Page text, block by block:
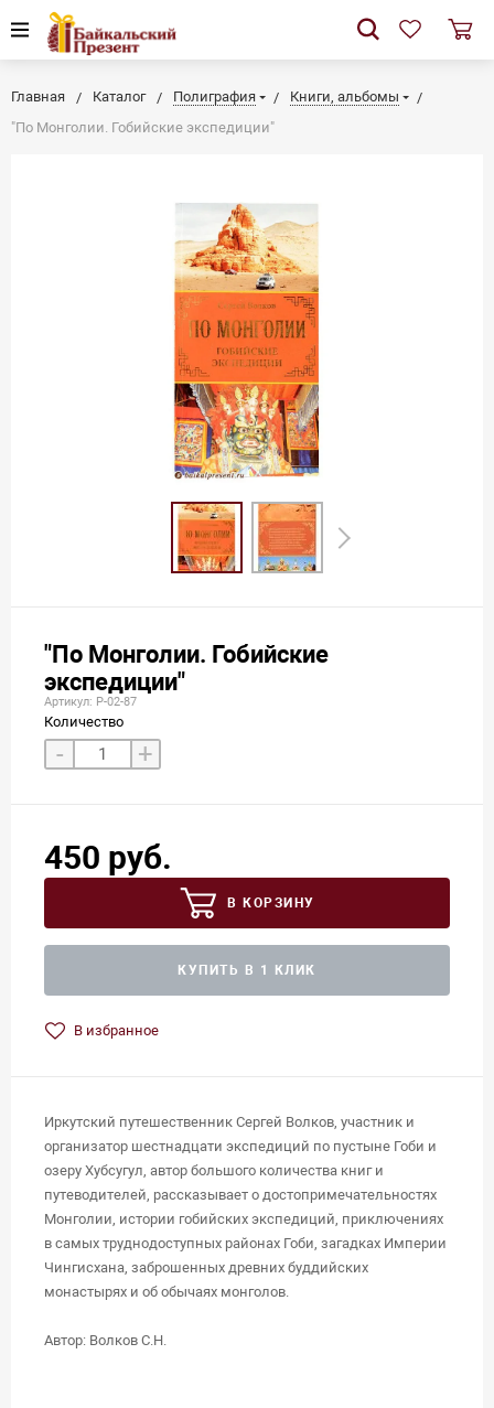
Главная Каталог Полиграфия
Книги, альбомы
"По Монголии. Гобийские экспедиции"
"По Монголии. Гобийские
экспедиции"
Артикул: Р-02-87
Количество
- +
450 руб.
В КОРЗИНУ
КУПИТЬ В 1 КЛИК
В избранное
Иркутский путешественник Сергей Волков, участник и
организатор шестнадцати экспедиций по пустыне Гоби и
озеру Хубсугул, автор большого количества книг и
путеводителей, рассказывает о достопримечательностях
Монголии, истории гобийских экспедиций, приключениях
в самых труднодоступных районах Гоби, загадках Империи
Чингисхана, заброшенных древних буддийских
монастырях и об обычаях монголов.
Автор: Волков С.Н.